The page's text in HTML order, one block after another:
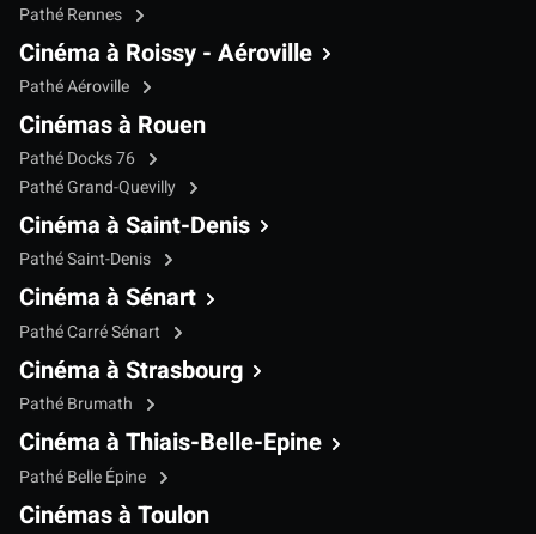
Pathé Rennes
Cinéma à Roissy - Aéroville
Pathé Aéroville
Cinémas à Rouen
Pathé Docks 76
Pathé Grand-Quevilly
Cinéma à Saint-Denis
Pathé Saint-Denis
Cinéma à Sénart
Pathé Carré Sénart
Cinéma à Strasbourg
Pathé Brumath
Cinéma à Thiais-Belle-Epine
Pathé Belle Épine
Cinémas à Toulon